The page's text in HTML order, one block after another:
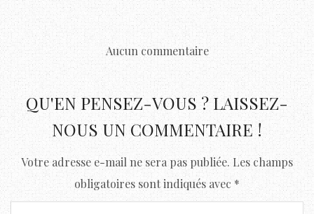
Aucun commentaire
QU'EN PENSEZ-VOUS ? LAISSEZ-
NOUS UN COMMENTAIRE !
Votre adresse e-mail ne sera pas publiée. Les champs
obligatoires sont indiqués avec*